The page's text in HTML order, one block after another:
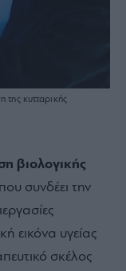
κυτταρικής
βιολογικής
συνδέει την
εικόνα υγείας
σκέλος